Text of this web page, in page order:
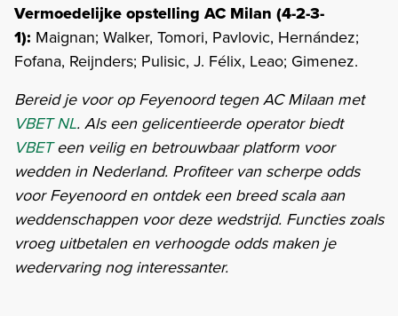
Vermoedelijke opstelling AC Milan (4-2-3-
1): Maignan; Walker, Tomori, Pavlovic, Hernández;
Fofana, Reijnders; Pulisic, J. Félix, Leao; Gimenez.
Bereid je voor op Feyenoord tegen AC Milaan met
VBET NL. Als een gelicentieerde operator biedt
VBETeen veilig en betrouwbaar platform voor
wedden in Nederland. Profiteer van scherpe odds
voor Feyenoord en ontdek een breed scala aan
weddenschappen voor deze wedstrijd. Functies zoals
vroeg uitbetalen en verhoogde odds maken je
wedervaring nog interessanter.